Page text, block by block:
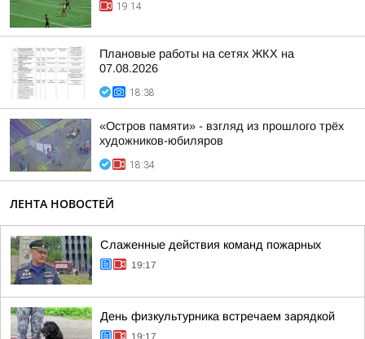
19:14
Плановые работы на сетях ЖКХ на
07.08.2026
18:38
«Остров памяти» - взгляд из прошлого трёх
художников-юбиляров
18:34
ЛЕНТА НОВОСТЕЙ
Слаженные действия команд пожарных
19:17
День физкультурника встречаем зарядкой
19:17